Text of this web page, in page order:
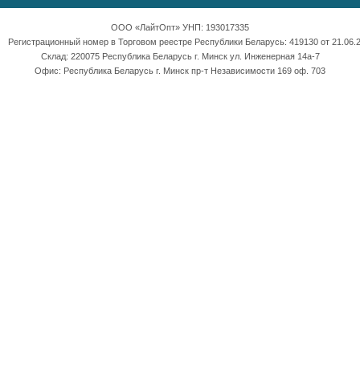
ООО «ЛайтОпт» УНП: 193017335
Регистрационный номер в Торговом реестре Республики Беларусь: 419130 от
Склад: 220075 Республика Беларусь г. Минск ул. Инженерная 14а-7
Офис: Республика Беларусь г. Минск пр-т Независимости 169 оф. 703